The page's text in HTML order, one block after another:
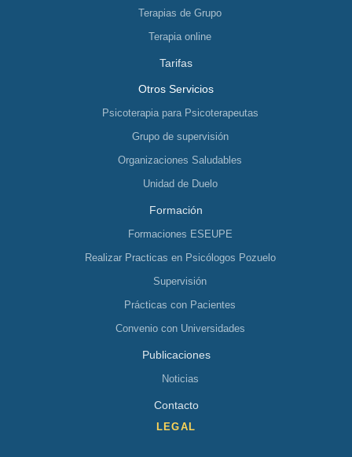
Terapias de Grupo
Terapia online
Tarifas
Otros Servicios
Psicoterapia para Psicoterapeutas
Grupo de supervisión
Organizaciones Saludables
Unidad de Duelo
Formación
Formaciones ESEUPE
Realizar Practicas en Psicólogos Pozuelo
Supervisión
Prácticas con Pacientes
Convenio con Universidades
Publicaciones
Noticias
Contacto
LEGAL